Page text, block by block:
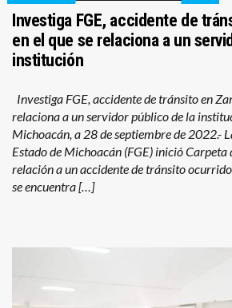
Investiga FGE, accidente de
en el que se relaciona a un
institución
Investiga FGE, accidente de tránsito en
relaciona a un servidor público de la
Michoacán, a 28 de septiembre de 2022.-
Estado de Michoacán (FGE) inició Carpeta
relación a un accidente de tránsito
se encuentra […]